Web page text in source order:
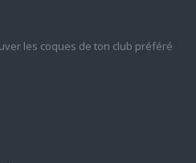
les coques de ton club préféré